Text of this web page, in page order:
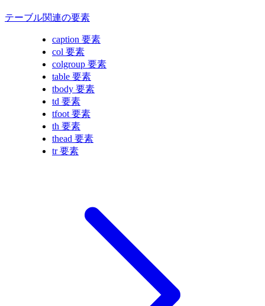
テーブル関連の要素
caption 要素
col 要素
colgroup 要素
table 要素
tbody 要素
td 要素
tfoot 要素
th 要素
thead 要素
tr 要素